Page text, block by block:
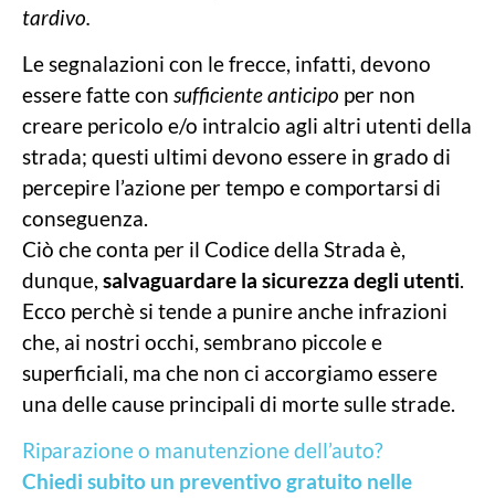
tardivo.
Le segnalazioni con le frecce, infatti, devono
essere fatte con sufficiente anticipo per non
creare pericolo e/o intralcio agli altri utenti della
strada; questi ultimi devono essere in grado di
percepire l’azione per tempo e comportarsi di
conseguenza.
Ciò che conta per il Codice della Strada è,
dunque, salvaguardare la sicurezza degli utenti.
Ecco perchè si tende a punire anche infrazioni
che, ai nostri occhi, sembrano piccole e
superficiali, ma che non ci accorgiamo essere
una delle cause principali di morte sulle strade.
Riparazione o manutenzione dell’auto?
Chiedi subito un preventivo gratuito nelle